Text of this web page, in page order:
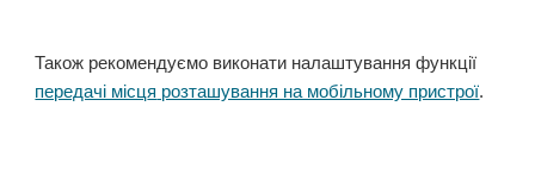
Також рекомендуємо виконати налаштування функції
передачі місця розташування на мобільному пристрої.